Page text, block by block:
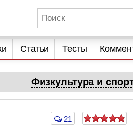
Статьи Тесты
Физкультура и
21